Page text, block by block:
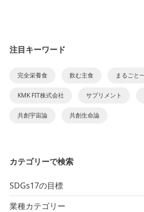
注目キーワード
完全栄養食 飲む主食 まるごと
KMK FIT株式会社 サプリメント
共創宇宙論 共創生命論
カテゴリーで検索
SDGs17の目標
業種カテゴリー